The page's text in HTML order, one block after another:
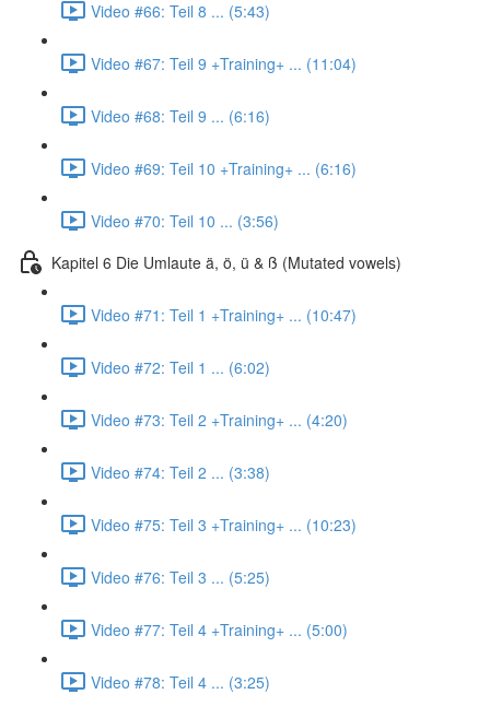
Video #66: Teil 8 ... (5:43)
Video #67: Teil 9 +Training+ ... (11:04)
Video #68: Teil 9 ... (6:16)
Video #69: Teil 10 +Training+ ... (6:16)
Video #70: Teil 10 ... (3:56)
Kapitel 6 Die Umlaute ä, ö, ü & ß (Mutated vowels)
Video #71: Teil 1 +Training+ ... (10:47)
Video #72: Teil 1 ... (6:02)
Video #73: Teil 2 +Training+ ... (4:20)
Video #74: Teil 2 ... (3:38)
Video #75: Teil 3 +Training+ ... (10:23)
Video #76: Teil 3 ... (5:25)
Video #77: Teil 4 +Training+ ... (5:00)
Video #78: Teil 4 ... (3:25)